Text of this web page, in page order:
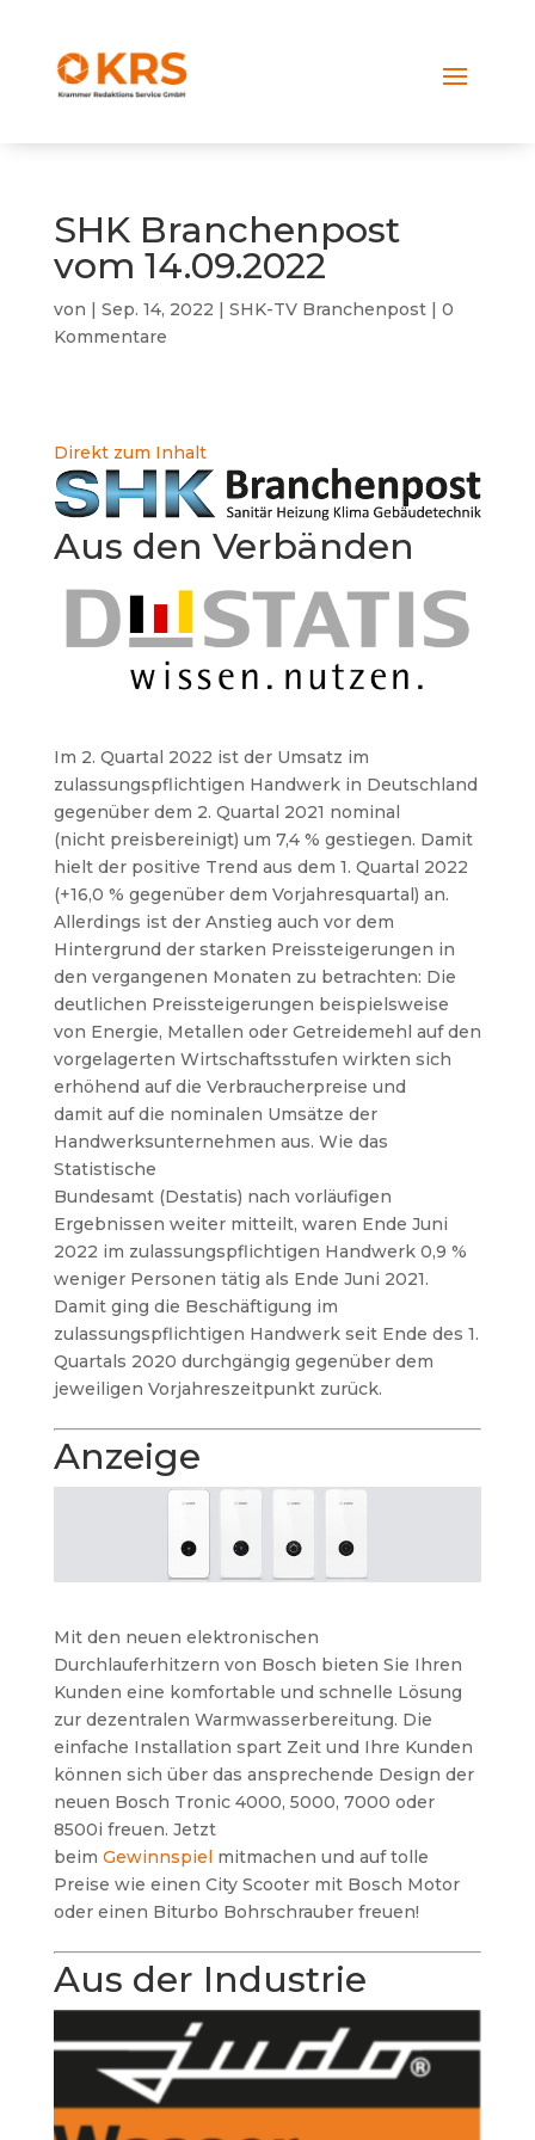
SHK Branchenpost
vom 14.09.2022
von | Sep. 14, 2022 | SHK-TV Branchenpost| 0
Kommentare
Direkt zum Inhalt
Aus den Verbänden
Im 2. Quartal 2022 ist der Umsatz im
zulassungspflichtigen Handwerk in Deutschland
gegenüber dem 2. Quartal 2021 nominal
(nicht preisbereinigt) um 7,4 % gestiegen. Damit
hielt der positive Trend aus dem 1. Quartal 2022
(+16,0 % gegenüber dem Vorjahresquartal) an.
Allerdings ist der Anstieg auch vor dem
Hintergrund der starken Preissteigerungen in
den vergangenen Monaten zu betrachten: Die
deutlichen Preissteigerungen beispielsweise
von Energie, Metallen oder Getreidemehl auf den
vorgelagerten Wirtschaftsstufen wirkten sich
erhöhend auf die Verbraucherpreise und
damit auf die nominalen Umsätze der
Handwerksunternehmen aus. Wie das
Statistische
Bundesamt (Destatis) nach vorläufigen
Ergebnissen weiter mitteilt, waren Ende Juni
2022 im zulassungspflichtigen Handwerk 0,9 %
weniger Personen tätig als Ende Juni 2021.
Damit ging die Beschäftigung im
zulassungspflichtigen Handwerk seit Ende des 1.
Quartals 2020 durchgängig gegenüber dem
jeweiligen Vorjahreszeitpunkt zurück.
Anzeige
Mit den neuen elektronischen
Durchlauferhitzern von Bosch bieten Sie Ihren
Kunden eine komfortable und schnelle Lösung
zur dezentralen Warmwasserbereitung. Die
einfache Installation spart Zeit und Ihre Kunden
können sich über das ansprechende Design der
neuen Bosch Tronic 4000, 5000, 7000 oder
8500i freuen. Jetzt
beim Gewinnspielmitmachen und auf tolle
Preise wie einen City Scooter mit Bosch Motor
oder einen Biturbo Bohrschrauber freuen!
Aus der Industrie